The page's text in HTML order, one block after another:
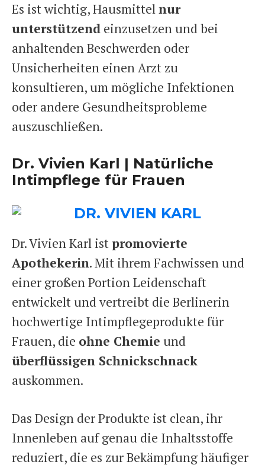
Es ist wichtig, Hausmittelnur
unterstützend einzusetzen und bei
anhaltenden Beschwerden oder
Unsicherheiten einen Arzt zu
konsultieren, um mögliche Infektionen
oder andere Gesundheitsprobleme
auszuschließen.
Dr. Vivien Karl | Natürliche
Intimpflege für Frauen
Dr. Vivien Karl istpromovierte
Apothekerin. Mit ihrem Fachwissen und
einer großen Portion Leidenschaft
entwickelt und vertreibt die Berlinerin
hochwertige Intimpflegeprodukte für
Frauen, die ohne Chemie und
überflüssigen Schnickschnack
auskommen.
Das Design der Produkte ist clean, ihr
Innenleben auf genau die Inhaltsstoffe
reduziert, die es zur Bekämpfung häufiger